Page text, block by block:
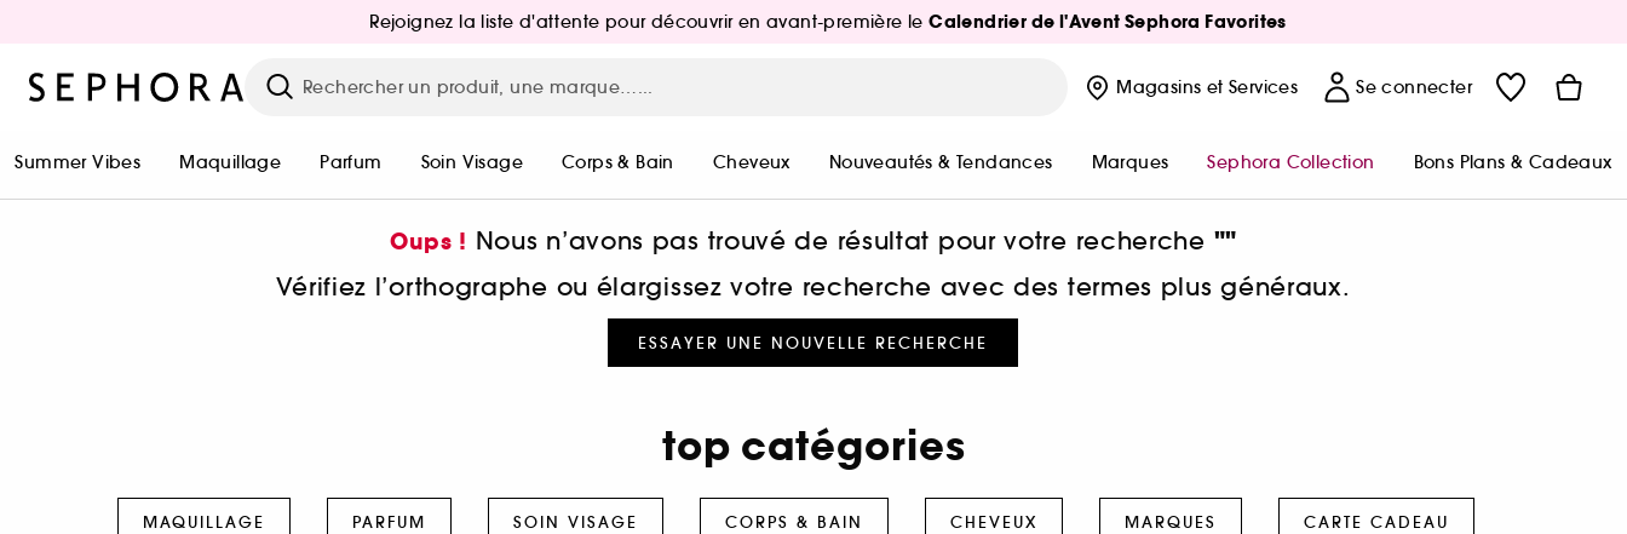
Rejoignez la liste d'attente pour découvrir en avant-première leCalendrier de l'Avent Sephora Favorites
Magasins et Services Se connecter
Summer Vibes Maquillage Parfum Soin Visage Corps & Bain Cheveux Nouveautés & Tendances Marques Sephora Collection Bons Plans & Cadeaux
Oups ! Nous n’avons pas trouvé de résultat pour votre recherche ""
Vérifiez l’orthographe ou élargissez votre recherche avec des termes plus généraux.
ESSAYER UNE NOUVELLE RECHERCHE
top catégories
MAQUILLAGE PARFUM SOIN VISAGE CORPS & BAIN CHEVEUX MARQUES CARTE CADEAU